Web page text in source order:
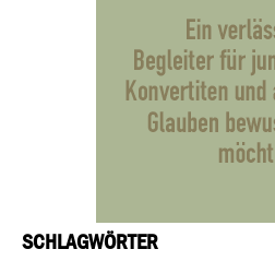
SCHLAGWÖRTER